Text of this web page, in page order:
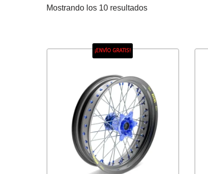
Mostrando los 10 resultados
¡ENVÍO GRATIS!